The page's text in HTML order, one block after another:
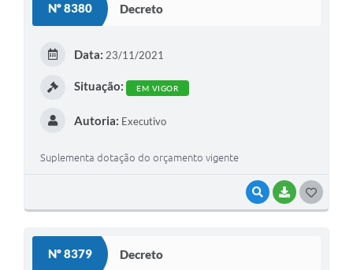
Nº 8380 Decreto
VISUALIZAR
BAIXAR
Data: 23/11/2021
Situação: EM VIGOR
Autoria: Executivo
Suplementa dotação do orçamento vigente
Nº 8379 Decreto